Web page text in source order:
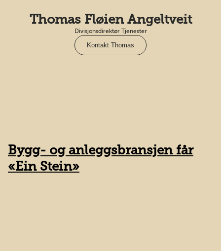
Thomas Fløien Angeltveit
Divisjonsdirektør Tjenester
Kontakt Thomas
Bygg- og anleggsbransjen får
«Ein Stein»